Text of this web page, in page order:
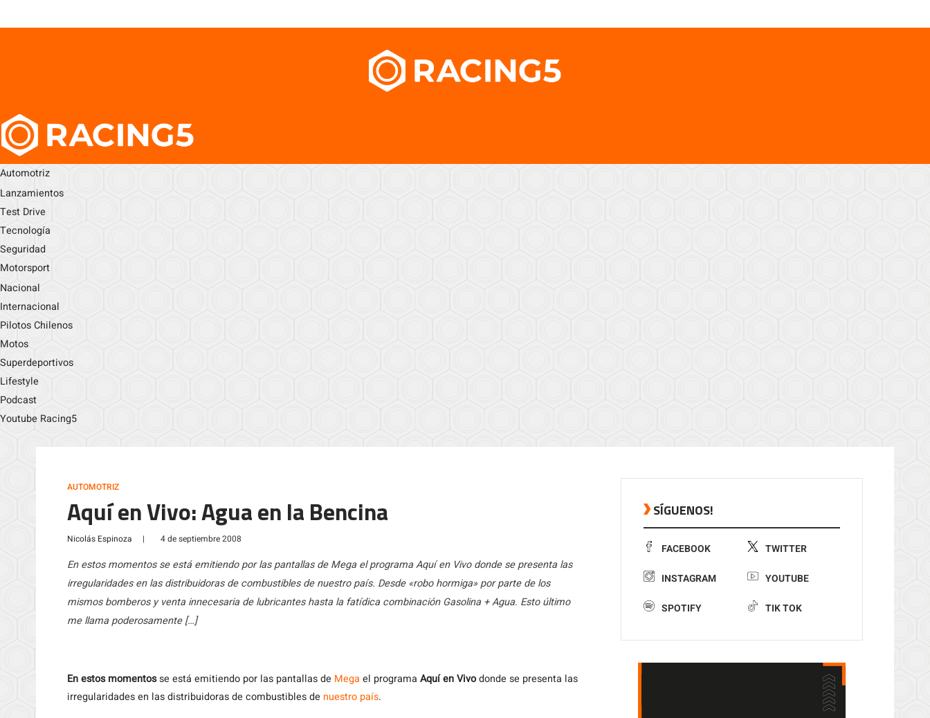
Automotriz
Lanzamientos
Test Drive
Tecnología
Seguridad
Motorsport
Nacional
Internacional
Pilotos Chilenos
Motos
Superdeportivos
Lifestyle
Podcast
Youtube Racing5
AUTOMOTRIZ
Aquí en Vivo: Agua en la Bencina
Nicolás Espinoza | 4 de septiembre 2008
En estos momentos se está emitiendo por las pantallas de Mega el programa Aquí en Vivo donde se presenta las
irregularidades en las distribuidoras de combustibles de nuestro país. Desde «robo hormiga» por parte de los
mismos bomberos y venta innecesaria de lubricantes hasta la fatídica combinación Gasolina + Agua. Esto último
me llama poderosamente […]
Enestos momentosse está emitiendo por las pantallas de Mega el programa Aquí en Vivodonde se presenta las
irregularidades en las distribuidoras de combustibles de nuestro país.
SÍGUENOS!
FACEBOOK TWITTER
INSTAGRAM YOUTUBE
SPOTIFY TIK TOK